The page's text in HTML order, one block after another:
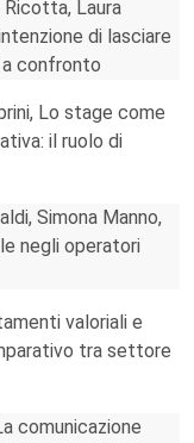
Ricotta, Laura
di lasciare
a confronto
Lo stage come
il ruolo di
Simona Manno,
negli operatori
valoriali e
tra settore
comunicazione